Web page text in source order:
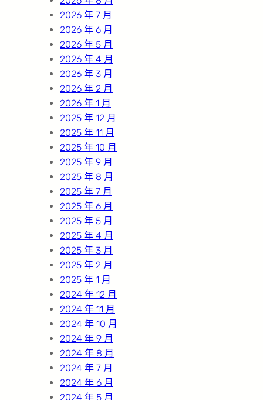
2026 年 7 月
2026 年 6 月
2026 年 5 月
2026 年 4 月
2026 年 3 月
2026 年 2 月
2026 年 1 月
2025 年 12 月
2025 年 11 月
2025 年 10 月
2025 年 9 月
2025 年 8 月
2025 年 7 月
2025 年 6 月
2025 年 5 月
2025 年 4 月
2025 年 3 月
2025 年 2 月
2025 年 1 月
2024 年 12 月
2024 年 11 月
2024 年 10 月
2024 年 9 月
2024 年 8 月
2024 年 7 月
2024 年 6 月
2024 年 5 月